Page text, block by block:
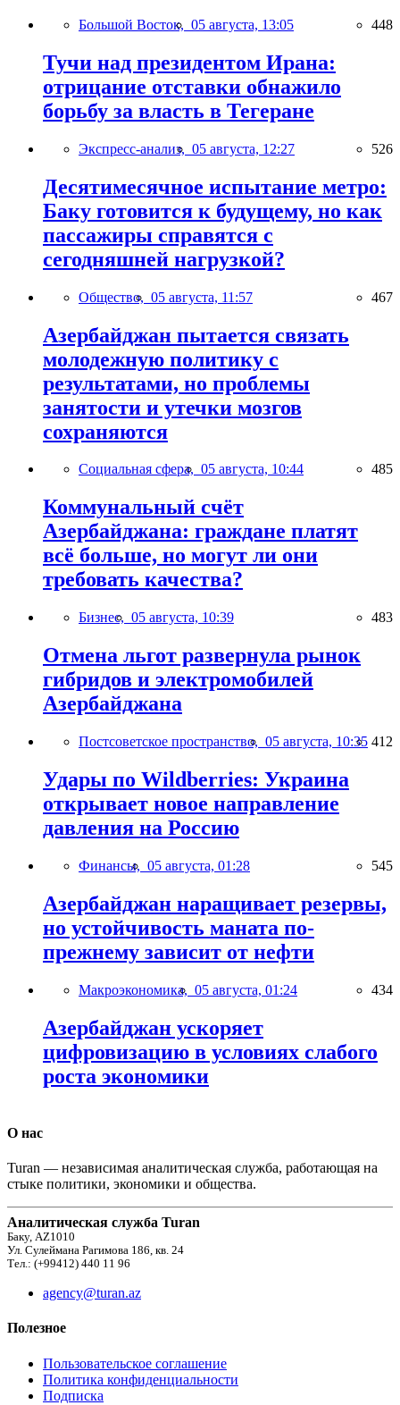
Большой Восток, 05 августа, 13:05 448
Тучи над президентом Ирана:
отрицание отставки обнажило
борьбу за власть в Тегеране
Экспресс-анализ, 05 августа, 12:27 526
Десятимесячное испытание метро:
Баку готовится к будущему, но как
пассажиры справятся с
сегодняшней нагрузкой?
Общество, 05 августа, 11:57 467
Азербайджан пытается связать
молодежную политику с
результатами, но проблемы
занятости и утечки мозгов
сохраняются
Социальная сфера, 05 августа, 10:44 485
Коммунальный счёт
Азербайджана: граждане платят
всё больше, но могут ли они
требовать качества?
Бизнес, 05 августа, 10:39 483
Отмена льгот развернула рынок
гибридов и электромобилей
Азербайджана
Постсоветское пространство, 05 августа, 10:35 412
Удары по Wildberries: Украина
открывает новое направление
давления на Россию
Финансы, 05 августа, 01:28 545
Азербайджан наращивает резервы,
но устойчивость маната по-
прежнему зависит от нефти
Макроэкономика, 05 августа, 01:24 434
Азербайджан ускоряет
цифровизацию в условиях слабого
роста экономики
О нас
Turan — независимая аналитическая служба, работающая на
стыке политики, экономики и общества.
Аналитическая служба Turan
Баку, AZ1010
Ул. Сулеймана Рагимова 186, кв. 24
Тел.: (+99412) 440 11 96
agency@turan.az
Полезное
Пользовательское соглашение
Политика конфиденциальности
Подписка